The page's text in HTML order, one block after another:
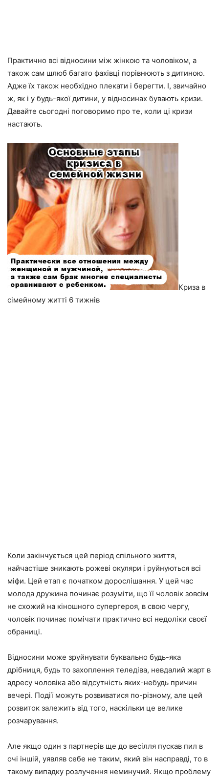
Практично всі відносини між жінкою та чоловіком, а
також сам шлюб багато фахівці порівнюють з дитиною.
Адже їх також необхідно плекати і берегти. І, звичайно
ж, як і у будь-якої дитини, у відносинах бувають кризи.
Давайте сьогодні поговоримо про те, коли ці кризи
настають.
Криза в
сімейному житті 6 тижнів
Коли закінчується цей період спільного життя,
найчастіше зникають рожеві окуляри і руйнуються всі
міфи. Цей етап є початком дорослішання. У цей час
молода дружина починає розуміти, що її чоловік зовсім
не схожий на кіношного супергероя, в свою чергу,
чоловік починає помічати практично всі недоліки своєї
обраниці.
Відносини може зруйнувати буквально будь-яка
дрібниця, будь то захоплення теледіва, невдалий жарт в
адресу чоловіка або відсутність яких-небудь причин
вечері. Події можуть розвиватися по-різному, але цей
розвиток залежить від того, наскільки це велике
розчарування.
Але якщо один з партнерів ще до весілля пускав пил в
очі іншій, уявляв себе не таким, який він насправді, то в
такому випадку розлучення неминучий. Якщо проблему